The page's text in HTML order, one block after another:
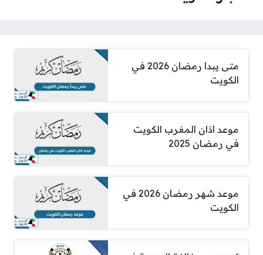
متى يبدا رمضان 2026 في
الكويت
موعد اذان المغرب الكويت
في رمضان 2025
موعد شهر رمضان 2026 في
الكويت